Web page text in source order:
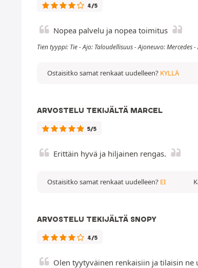
4/5
Nopea palvelu ja nopea toimitus
Tien tyyppi: Tie - Ajo: Taloudellisuus - Ajoneuvo:
Ostaisitko samat renkaat uudelleen? KYLLÄ
ARVOSTELU TEKIJÄLTÄ MARCEL
5/5
Erittäin hyvä ja hiljainen rengas.
Ostaisitko samat renkaat uudelleen? EI
ARVOSTELU TEKIJÄLTÄ SNOPY
4/5
Olen tyytyväinen renkaisiin ja tilaisin ne